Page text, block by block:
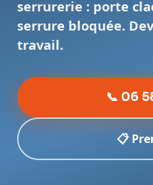
serrurerie : porte
serrure bloquée.
travail.
📞 06
📋